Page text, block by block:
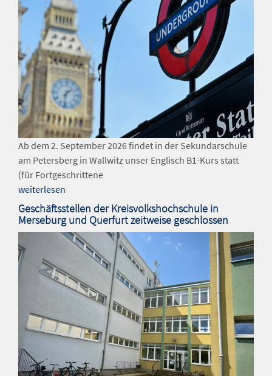
Ab dem 2. September 2026 findet in der Sekundarschule
am Petersberg in Wallwitz unser Englisch B1-Kurs statt
(für Fortgeschrittene
weiterlesen
Geschäftsstellen der Kreisvolkshochschule in
Merseburg und Querfurt zeitweise geschlossen